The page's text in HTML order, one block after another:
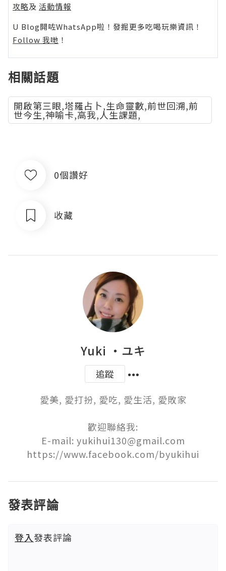
攻略及 活動情報
U Blog開咗WhatsApp啦！發掘更多吃喝玩樂資訊！
Follow 我哋 ！
相關話題
開啟第三眼,塔羅占卜,生命靈數,前世回溯,前
世今生,神喻卡,高我,人生課題,
0個讚好
收藏
Yuki ‧ユキ
追蹤
愛美, 愛打扮, 愛吃, 愛生活, 愛敗家
歡迎聯絡我:
E-mail: yukihui130@gmail.com
發表評論
登入發表評論